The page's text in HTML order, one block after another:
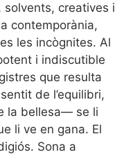
creatives i
contemporània,
les incògnites. Al
i indiscutible
que resulta
de l’equilibri,
la bellesa— se li
li ve en gana. El
Sona a